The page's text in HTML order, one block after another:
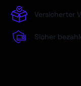
Versicherter
Sicher